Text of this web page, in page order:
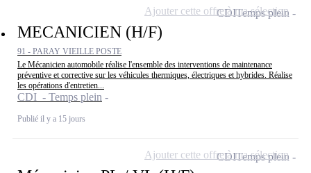
MECANICIEN (H/F)
91 - PARAY VIEILLE POSTE
Le Mécanicien automobile réalise l'ensemble des interventions de maintenance
préventive et corrective sur les véhicules thermiques, électriques et hybrides. Réalise
les opérations d'entretien...
CDI - Temps plein
Publié il y a 15 jours
CDITemps plein
Ajouter cette offre à ma sélection
CDITemps plein
Ajouter cette offre à ma sélection